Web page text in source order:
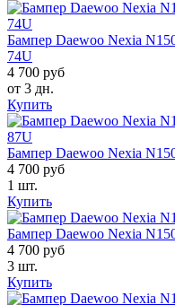
Бампер Daewoo Nexia
74U
4 700 руб
от 3 дн.
Купить
Бампер Daewoo Nexia
4 700 руб
1 шт.
Купить
Бампер Daewoo Nexia
4 700 руб
3 шт.
Купить